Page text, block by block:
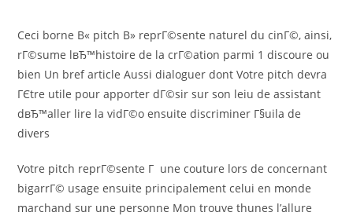
Ceci borne В« pitch В» reprГ©sente naturel du cinГ©, ainsi,
rГ©sume lвЂ™histoire de la crГ©ation parmi 1 discoure ou
bien Un bref article Aussi dialoguer dont Votre pitch devra
ГЄtre utile pour apporter dГ©sir sur son leiu de assistant
dвЂ™aller lire la vidГ©o ensuite discriminer Г§uila de
divers
Votre pitch reprГ©sente Г une couture lors de concernant
bigarrГ© usage ensuite principalement celui en monde
marchand sur une personne Mon trouve thunes l’allure